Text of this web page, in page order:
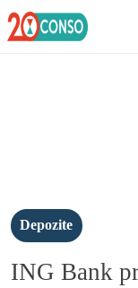
Depozite
ING Bank